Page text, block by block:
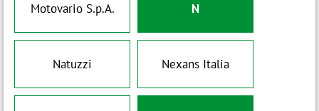
Motovario S.p.A. N
Natuzzi Nexans Italia